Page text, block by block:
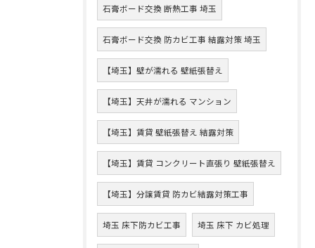
石膏ボード交換 断熱工事 埼玉
石膏ボード交換 防カビ工事 結露対策 埼玉
【埼玉】壁が濡れる 壁紙張替え
【埼玉】天井が濡れる マンション
【埼玉】賃貸 壁紙張替え 結露対策
【埼玉】賃貸 コンクリート直張り 壁紙張替え
【埼玉】分譲賃貸 防カビ結露対策工事
埼玉 床下防カビ工事 埼玉 床下 カビ処理